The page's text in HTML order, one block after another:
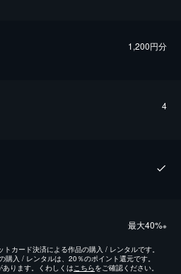
1,200円分
4
最⼤40%※
カード決済による作品の購入 / レンタルです。
入 / レンタルは、20％のポイント還元です。
ります。くわしくはこちらをご確認ください。